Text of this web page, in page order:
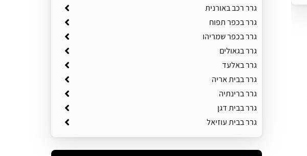
גרר רכב באורנית
גרר בכפר תפוח
גרר בכפר שמריהו
גרר בגאולים
גרר באלעד
גרר בבית אריה
גרר ברינתיה
גרר בבית דגן
גרר בבית עוזיאל